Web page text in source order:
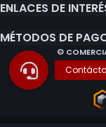
ENLACES DE
MÉTODOS DE
©